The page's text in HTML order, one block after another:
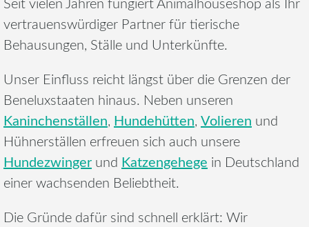
vertrauenswürdiger Partner für tierische
Behausungen, Ställe und Unterkünfte.
Unser Einfluss reicht längst über die Grenzen der
Beneluxstaaten hinaus. Neben unseren
Kaninchenställen, Hundehütten, Volieren und
Hühnerställen erfreuen sich auch unsere
Hundezwinger und Katzengehege in Deutschland
einer wachsenden Beliebtheit.
Die Gründe dafür sind schnell erklärt: Wir